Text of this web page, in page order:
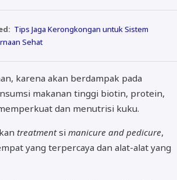
Tips Jaga Kerongkongan untuk Sistem
Sehat
karena akan berdampak pada
makanan tinggi biotin, protein,
dan menutrisi kuku.
treatmentsi manicure and pedicure,
yang terpercaya dan alat-alat yang